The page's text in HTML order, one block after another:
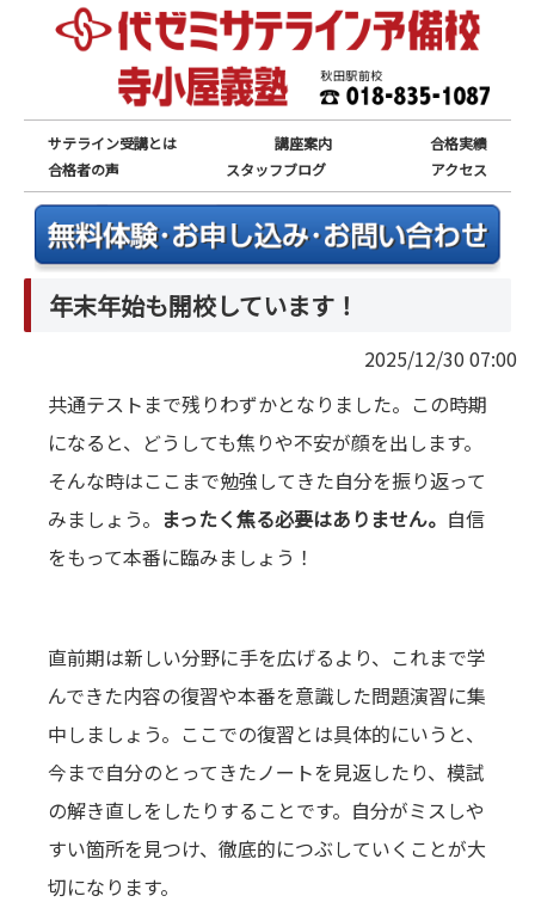
サテライン受講とは 講座案内
合格実績
合格者の声
スタッフブログ アクセス
年末年始も開校しています！
2025/12/30 07:00
共通テストまで残りわずかとなりました。この時期
になると、どうしても焦りや不安が顔を出します。
そんな時はここまで勉強してきた自分を振り返って
みましょう。 まったく焦る必要はありません。 自信
をもって本番に臨みましょう！
直前期は新しい分野に手を広げるより、これまで学
んできた内容の復習や本番を意識した問題演習に集
中しましょう。ここでの復習とは具体的にいうと、
今まで自分のとってきたノートを見返したり、模試
の解き直しをしたりすることです。自分がミスしや
すい箇所を見つけ、徹底的につぶしていくことが大
切になります。